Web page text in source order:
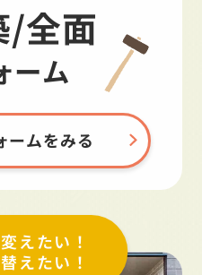
/全面
ーム
ームをみる
えたい！
えたい！